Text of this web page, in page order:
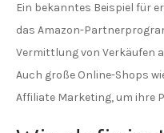
Ein bekanntes Beispiel für
das Amazon-
Vermittlung von Verkäufen
Auch große Online-Shops
Affiliate Marketing, um ihre